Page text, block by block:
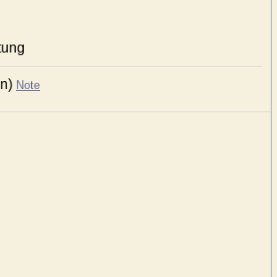
Note